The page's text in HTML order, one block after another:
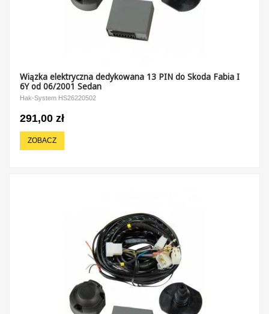
Wiązka elektryczna dedykowana 13 PIN do Skoda Fabia I
6Y od 06/2001 Sedan
Hak-System HS26220502
291,00 zł
ZOBACZ